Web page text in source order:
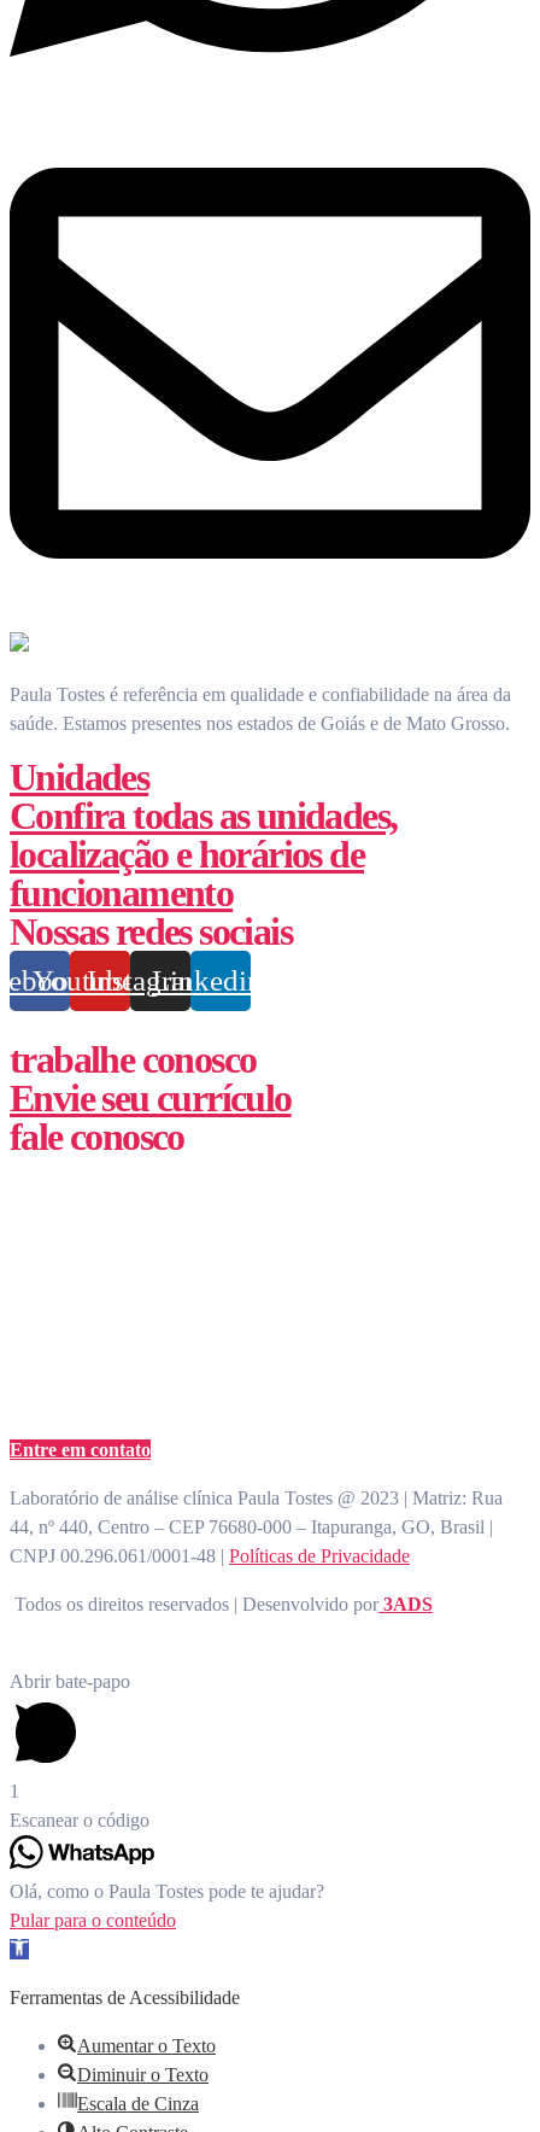
Paula Tostes é referência em qualidade e confiabilidade na área da
saúde. Estamos presentes nos estados de Goiás e de Mato Grosso.
Unidades
Confira todas as unidades,
localização e horários de
funcionamento
Nossas redes sociais
YoutubeInstagram
Linkedin
trabalhe conosco
Envie seu currículo
fale conosco
Entre em contato
Laboratório de análise clínica Paula Tostes @ 2023 | Matriz: Rua
44, nº 440, Centro – CEP 76680-000 – Itapuranga, GO, Brasil |
CNPJ 00.296.061/0001-48 | Políticas de Privacidade
Todos os direitos reservados | Desenvolvido por3ADS
Abrir bate-papo
1
Escanear o código
Olá, como o Paula Tostes pode te ajudar?
Pular para o conteúdo
Barra de Ferramentas Aberta
Ferramentas de Acessibilidade
Aumentar o Texto
Diminuir o Texto
Escala de Cinza